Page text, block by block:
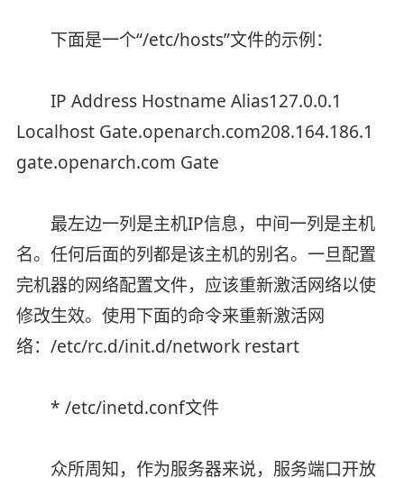
下面是一个“/etc/hosts”文件的示例：
IP Address Hostname Alias127.0.0.1
Localhost Gate.openarch.com208.164.186.1
gate.openarch.com Gate
最左边一列是主机IP信息，中间一列是主机
名。任何后面的列都是该主机的别名。一旦配置
完机器的网络配置文件，应该重新激活网络以使
修改生效。使用下面的命令来重新激活网
络：/etc/rc.d/init.d/network restart
* /etc/inetd.conf文件
众所周知，作为服务器来说，服务端口开放